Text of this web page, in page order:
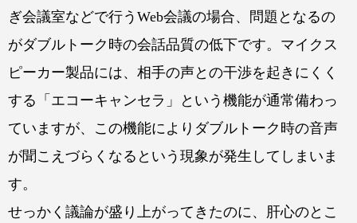
ぎ会議室などで行うWeb会議の場合、問題となるの
がダブルトーク時の会話品質の低下です。マイクス
ピーカー製品には、相手の声との干渉を起きにくく
する「エコーキャンセラ」という機能が通常備わっ
ていますが、この機能によりダブルトーク時の音声
が聞こえづらくなるという現象が発生してしまいま
す。
せっかく議論が盛り上がってきたのに、肝心のとこ